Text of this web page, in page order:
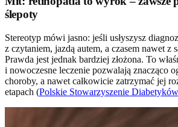
ślepoty
Stereotyp mówi jasno: jeśli usłyszysz
z czytaniem, jazdą autem, a czasem nawet z
Prawda jest jednak bardziej złożona. To
i nowoczesne leczenie pozwalają znacząco
choroby, a nawet całkowicie zatrzymać jej
etapach (Polskie Stowarzyszenie Diabetyków